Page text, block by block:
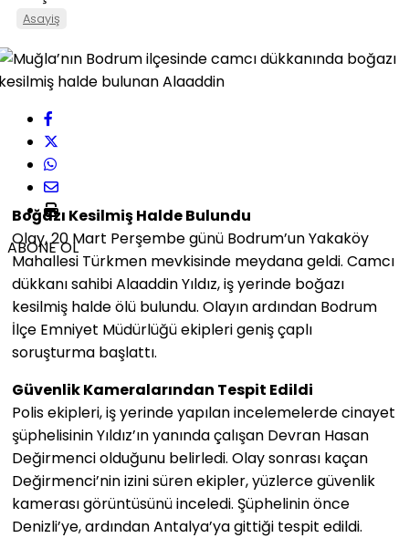
Asayiş
ABONE OL
Boğazı Kesilmiş Halde Bulundu
Olay, 20 Mart Perşembe günü Bodrum’un Yakaköy
Mahallesi Türkmen mevkisinde meydana geldi. Camcı
dükkanı sahibi Alaaddin Yıldız, iş yerinde boğazı
kesilmiş halde ölü bulundu. Olayın ardından Bodrum
İlçe Emniyet Müdürlüğü ekipleri geniş çaplı
soruşturma başlattı.
Güvenlik Kameralarından Tespit Edildi
Polis ekipleri, iş yerinde yapılan incelemelerde cinayet
şüphelisinin Yıldız’ın yanında çalışan Devran Hasan
Değirmenci olduğunu belirledi. Olay sonrası kaçan
Değirmenci’nin izini süren ekipler, yüzlerce güvenlik
kamerası görüntüsünü inceledi. Şüphelinin önce
Denizli’ye, ardından Antalya’ya gittiği tespit edildi.